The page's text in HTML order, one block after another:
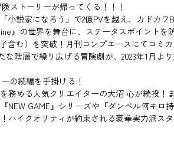
ストーリーが帰ってくる！！！
説家になろう」で2億PVを越え、カドカ
』の世界を舞台に、ステータスポイント
む）を突破！月刊コンプエースにてコミ
階層で繰り広げる冒険劇が、2023年1月よ
の続編を手掛ける！
める人気クリエイターの大沼 心が続投！
GAME』シリーズや『ダンベル何キロ
ハイクオリティが約束される豪華実力派